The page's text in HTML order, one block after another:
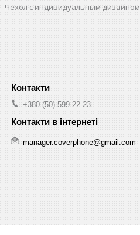
Чехол с индивидуальным дизайном
+380 (50) 599-22-23
manager.coverphone@gmail.com